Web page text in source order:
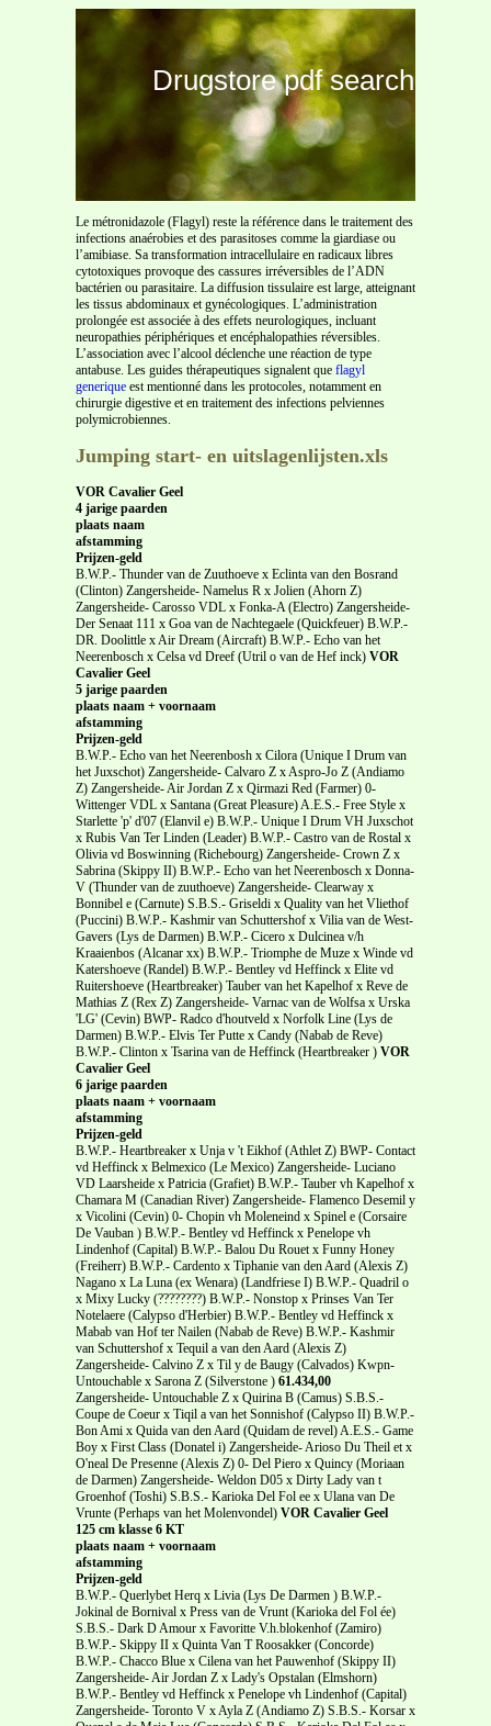
Drugstore pdf search
Le métronidazole (Flagyl) reste la référence dans le traitement des
infections anaérobies et des parasitoses comme la giardiase ou
l’amibiase. Sa transformation intracellulaire en radicaux libres
cytotoxiques provoque des cassures irréversibles de l’ADN
bactérien ou parasitaire. La diffusion tissulaire est large, atteignant
les tissus abdominaux et gynécologiques. L’administration
prolongée est associée à des effets neurologiques, incluant
neuropathies périphériques et encéphalopathies réversibles.
L’association avec l’alcool déclenche une réaction de type
antabuse. Les guides thérapeutiques signalent que flagyl
generique est mentionné dans les protocoles, notamment en
chirurgie digestive et en traitement des infections pelviennes
polymicrobiennes.
Jumping start- en uitslagenlijsten.xls
VOR Cavalier Geel
4 jarige paarden
plaats naam
afstamming
Prijzen-geld
B.W.P.- Thunder van de Zuuthoeve x Eclinta van den Bosrand
(Clinton) Zangersheide- Namelus R x Jolien (Ahorn Z)
Zangersheide- Carosso VDL x Fonka-A (Electro) Zangersheide-
Der Senaat 111 x Goa van de Nachtegaele (Quickfeuer) B.W.P.-
DR. Doolittle x Air Dream (Aircraft) B.W.P.- Echo van het
Neerenbosch x Celsa vd Dreef (Utril o van de Hef inck) VOR
Cavalier Geel
5 jarige paarden
plaats naam + voornaam
afstamming
Prijzen-geld
B.W.P.- Echo van het Neerenbosh x Cilora (Unique I Drum van
het Juxschot) Zangersheide- Calvaro Z x Aspro-Jo Z (Andiamo
Z) Zangersheide- Air Jordan Z x Qirmazi Red (Farmer) 0-
Wittenger VDL x Santana (Great Pleasure) A.E.S.- Free Style x
Starlette 'p' d'07 (Elanvil e) B.W.P.- Unique I Drum VH Juxschot
x Rubis Van Ter Linden (Leader) B.W.P.- Castro van de Rostal x
Olivia vd Boswinning (Richebourg) Zangersheide- Crown Z x
Sabrina (Skippy II) B.W.P.- Echo van het Neerenbosch x Donna-
V (Thunder van de zuuthoeve) Zangersheide- Clearway x
Bonnibel e (Carnute) S.B.S.- Griseldi x Quality van het Vliethof
(Puccini) B.W.P.- Kashmir van Schuttershof x Vilia van de West-
Gavers (Lys de Darmen) B.W.P.- Cicero x Dulcinea v/h
Kraaienbos (Alcanar xx) B.W.P.- Triomphe de Muze x Winde vd
Katershoeve (Randel) B.W.P.- Bentley vd Heffinck x Elite vd
Ruitershoeve (Heartbreaker) Tauber van het Kapelhof x Reve de
Mathias Z (Rex Z) Zangersheide- Varnac van de Wolfsa x Urska
'LG' (Cevin) BWP- Radco d'houtveld x Norfolk Line (Lys de
Darmen) B.W.P.- Elvis Ter Putte x Candy (Nabab de Reve)
B.W.P.- Clinton x Tsarina van de Heffinck (Heartbreaker ) VOR
Cavalier Geel
6 jarige paarden
plaats naam + voornaam
afstamming
Prijzen-geld
B.W.P.- Heartbreaker x Unja v 't Eikhof (Athlet Z) BWP- Contact
vd Heffinck x Belmexico (Le Mexico) Zangersheide- Luciano
VD Laarsheide x Patricia (Grafiet) B.W.P.- Tauber vh Kapelhof x
Chamara M (Canadian River) Zangersheide- Flamenco Desemil y
x Vicolini (Cevin) 0- Chopin vh Moleneind x Spinel e (Corsaire
De Vauban ) B.W.P.- Bentley vd Heffinck x Penelope vh
Lindenhof (Capital) B.W.P.- Balou Du Rouet x Funny Honey
(Freiherr) B.W.P.- Cardento x Tiphanie van den Aard (Alexis Z)
Nagano x La Luna (ex Wenara) (Landfriese I) B.W.P.- Quadril o
x Mixy Lucky (????????) B.W.P.- Nonstop x Prinses Van Ter
Notelaere (Calypso d'Herbier) B.W.P.- Bentley vd Heffinck x
Mabab van Hof ter Nailen (Nabab de Reve) B.W.P.- Kashmir
van Schuttershof x Tequil a van den Aard (Alexis Z)
Zangersheide- Calvino Z x Til y de Baugy (Calvados) Kwpn-
Untouchable x Sarona Z (Silverstone ) 61.434,00
Zangersheide- Untouchable Z x Quirina B (Camus) S.B.S.-
Coupe de Coeur x Tiqil a van het Sonnishof (Calypso II) B.W.P.-
Bon Ami x Quida van den Aard (Quidam de revel) A.E.S.- Game
Boy x First Class (Donatel i) Zangersheide- Arioso Du Theil et x
O'neal De Presenne (Alexis Z) 0- Del Piero x Quincy (Moriaan
de Darmen) Zangersheide- Weldon D05 x Dirty Lady van t
Groenhof (Toshi) S.B.S.- Karioka Del Fol ee x Ulana van De
Vrunte (Perhaps van het Molenvondel) VOR Cavalier Geel
125 cm klasse 6 KT
plaats naam + voornaam
afstamming
Prijzen-geld
B.W.P.- Querlybet Herq x Livia (Lys De Darmen ) B.W.P.-
Jokinal de Bornival x Press van de Vrunt (Karioka del Fol ée)
S.B.S.- Dark D Amour x Favoritte V.h.blokenhof (Zamiro)
B.W.P.- Skippy II x Quinta Van T Roosakker (Concorde)
B.W.P.- Chacco Blue x Cilena van het Pauwenhof (Skippy II)
Zangersheide- Air Jordan Z x Lady's Opstalan (Elmshorn)
B.W.P.- Bentley vd Heffinck x Penelope vh Lindenhof (Capital)
Zangersheide- Toronto V x Ayla Z (Andiamo Z) S.B.S.- Korsar x